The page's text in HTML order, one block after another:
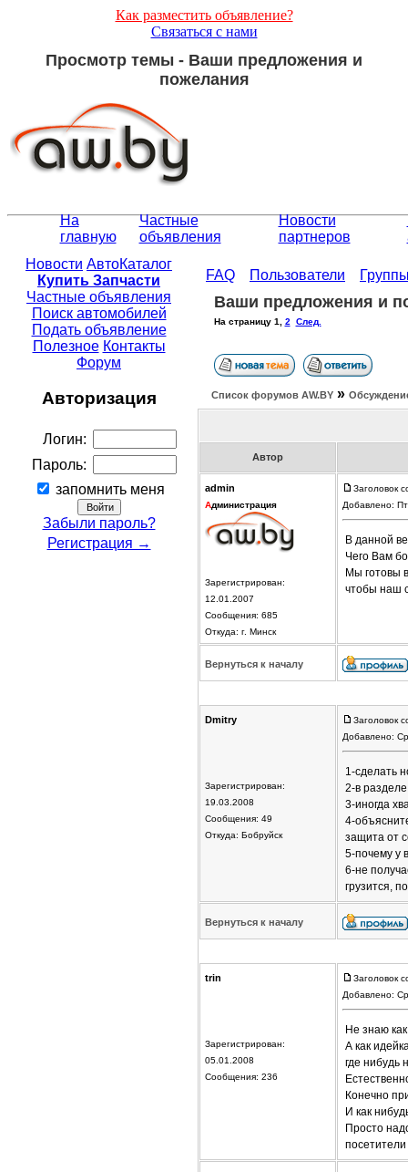
Как разместить объявление?
Связаться с нами
Просмотр темы - Ваши предложения и
пожелания
На
главную
Частные
объявления
Новости
партнеров
Новости АвтоКаталог
Купить Запчасти
Частные объявления
Поиск автомобилей
Подать объявление
Полезное Контакты
Форум
Авторизация
Логин:
Пароль:
запомнить меня
Забыли пароль?
Регистрация →
FAQ Пользователи
Ваши предложения и
На страницу 1 2 След.
Список форумов АW.BY »
Автор
admin
Администрация
Зарегистрирован:
12.01.2007
Сообщения: 685
Откуда: г. Минск
Заголовок
Добавлено:
В данной
Чего Вам
Мы готовы
чтобы наш
Вернуться к началу
Dmitry
Зарегистрирован:
19.03.2008
Сообщения: 49
Откуда: Бобруйск
Заголовок
Добавлено:
1-сделать
2-в
3-иногда
4-
защита от
5-почему у
6-не
грузится,
Вернуться к началу
trin
Зарегистрирован:
05.01.2008
Сообщения: 236
Заголовок
Добавлено:
Не знаю
А как
где нибудь
Конечно
И как
Просто